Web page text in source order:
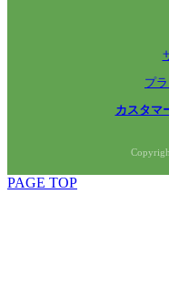
プ
カスタマ
PAGE TOP